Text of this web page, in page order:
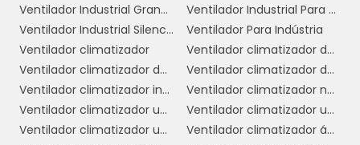
O preço de um climatizador de ar pode variar
bastante no mercado, e essa variação é
influenciada por diversos fatores.
Compreender esses fatores pode ajudar os
consumidores a fazerem escolhas mais
informadas. Abaixo, listamos os principais
fatores que afetam o preço dos
Ventilador Industrial Grande
Ventilador Industrial Para Galpão
Ventilador Industrial Silencioso
Ventilador Para Indústria
Ventilador climatizador
Ventilador climatizador de ar
Ventilador climatizador de coluna
Ventilador climatizador de parede
Ventilador climatizador industrial
Ventilador climatizador nebulizador aspersor de água
Ventilador climatizador umidificador
Ventilador climatizador umidificador industrial
Ventilador climatizador umidificador parede industrial
Ventilador climatizador água